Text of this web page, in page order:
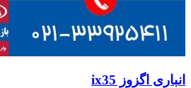
انباری اگزوز ix35